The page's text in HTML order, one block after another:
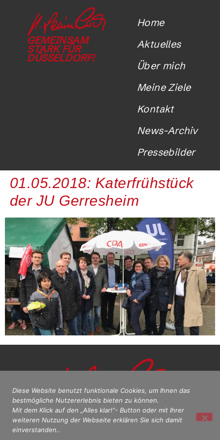
GEMEINSAM
STARK FÜR
DÜSSELDORF!
Home
Aktuelles
Über mich
Meine Ziele
Kontakt
News-Archiv
Pressebilder
01.05.2018: Katerfrühstück
der JU Gerresheim
Diese Website benutzt funktionale Cookies, um Ihnen das
bestmögliche Nutzererlebnis bieten zu können.
Mit dem Klick auf den „Alles klar!“- Button oder mit Ihrer
weiteren Nutzung der Webseite erklären Sie sich damit
einverstanden..